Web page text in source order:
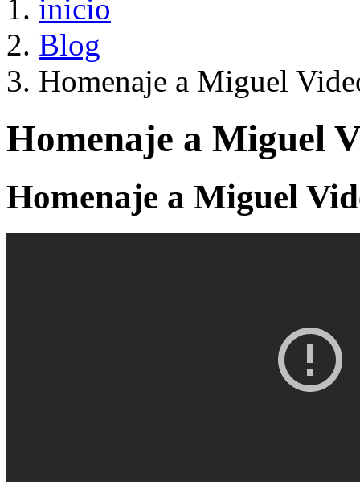
inicio
Blog
Homenaje a Miguel
Homenaje a Miguel
Homenaje a Miguel